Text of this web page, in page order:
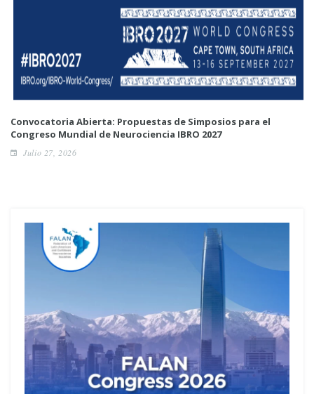
Convocatoria Abierta: Propuestas de Simposios para el
Congreso Mundial de Neurociencia IBRO 2027
Julio 27, 2026